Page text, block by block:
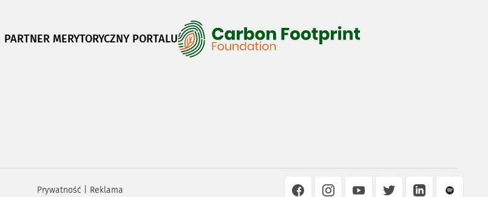
PARTNER MERYTORYCZNY PORTALU
Prywatność Reklama